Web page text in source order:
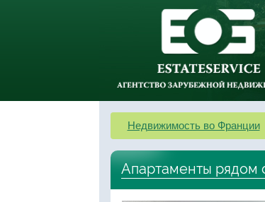
Недвижимость во Франции
Апартаменты